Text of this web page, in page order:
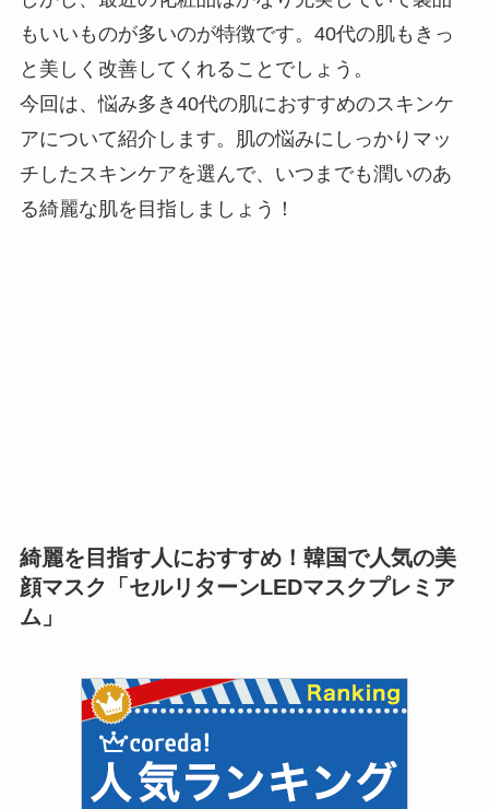
もいいものが多いのが特徴です。40代の肌もきっ
と美しく改善してくれることでしょう。
今回は、悩み多き40代の肌におすすめのスキンケ
アについて紹介します。肌の悩みにしっかりマッ
チしたスキンケアを選んで、いつまでも潤いのあ
る綺麗な肌を目指しましょう！
綺麗を目指す人におすすめ！韓国で人気の美
顔マスク「セルリターンLEDマスクプレミア
ム」